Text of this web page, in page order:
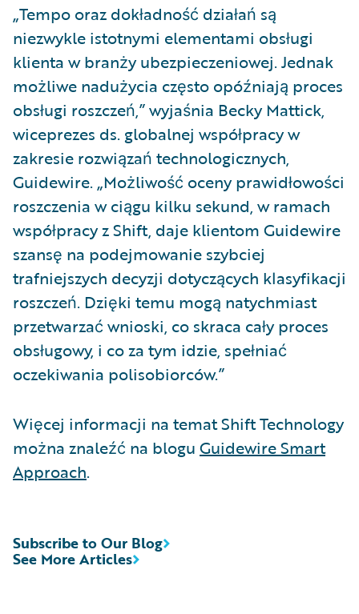
„Tempo oraz dokładność działań są
niezwykle istotnymi elementami obsługi
klienta w branży ubezpieczeniowej. Jednak
możliwe nadużycia często opóźniają proces
obsługi roszczeń,” wyjaśnia Becky Mattick,
wiceprezes ds. globalnej współpracy w
zakresie rozwiązań technologicznych,
Guidewire. „Możliwość oceny prawidłowości
roszczenia w ciągu kilku sekund, w ramach
współpracy z Shift, daje klientom Guidewire
szansę na podejmowanie szybciej
trafniejszych decyzji dotyczących klasyfikacji
roszczeń. Dzięki temu mogą natychmiast
przetwarzać wnioski, co skraca cały proces
obsługowy, i co za tym idzie, spełniać
oczekiwania polisobiorców.”
Więcej informacji na temat Shift Technology
można znaleźć na blogu Guidewire Smart
Approach.
See More Articles
Subscribe to Our Blog